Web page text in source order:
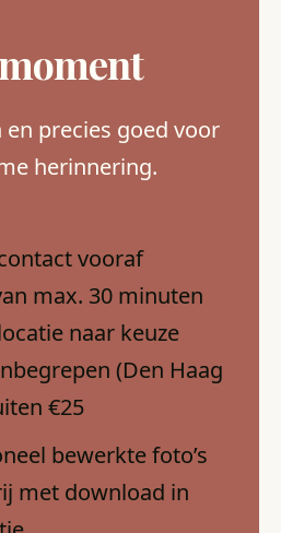
precies goed voor
herinnering.
vooraf
max. 30 minuten
naar keuze
(Den Haag
€25
bewerkte foto’s
met download in